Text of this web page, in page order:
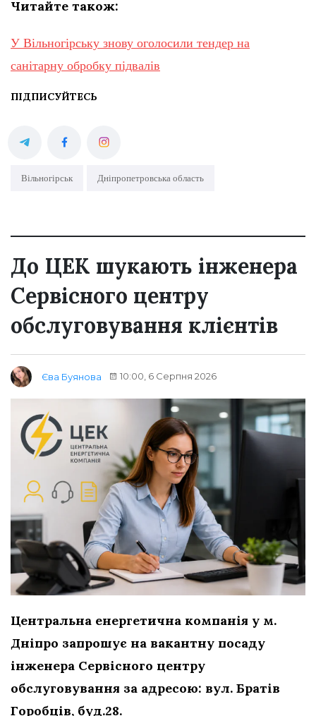
Читайте також:
У Вільногірську знову оголосили тендер на
санітарну обробку підвалів
ПІДПИСУЙТЕСЬ
Вільногірськ Дніпропетровська область
До ЦЕК шукають інженера
Сервісного центру
обслуговування клієнтів
Єва Буянова 10:00, 6 Серпня 2026
Центральна енергетична компанія у м.
Дніпро запрошує на вакантну посаду
інженера Сервісного центру
обслуговування за адресою: вул. Братів
Горобців, буд.28.